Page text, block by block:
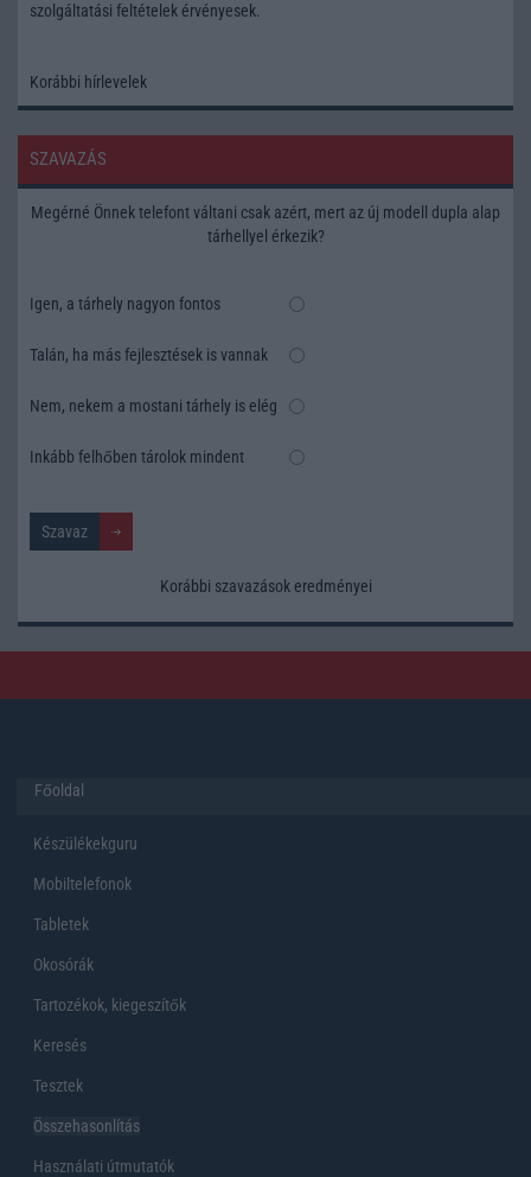
szolgáltatási feltételek érvényesek.
Korábbi hírlevelek
SZAVAZÁS
Megérné Önnek telefont váltani csak azért, mert az új modell dupla alap
tárhellyel érkezik?
Igen, a tárhely nagyon fontos
Talán, ha más fejlesztések is vannak
Nem, nekem a mostani tárhely is elég
Inkább felhőben tárolok mindent
Korábbi szavazások eredményei
Főoldal
Készülékekguru
Mobiltelefonok
Tabletek
Okosórák
Tartozékok, kiegeszítők
Keresés
Tesztek
Összehasonlítás
Használati útmutatók